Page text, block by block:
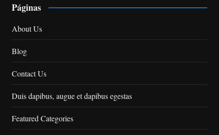
Páginas
About Us
Blog
Contact Us
Duis dapibus, augue et dapibus egestas
Featured Categories